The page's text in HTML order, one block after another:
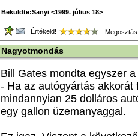
Beküldte:Sanyi <1999. július 18>
Értékeld!
Nagyotmondás
Bill Gates mondta egyszer
- Ha az autógyártás
mindannyian 25 dolláros
egy gallon üzemanyaggal.